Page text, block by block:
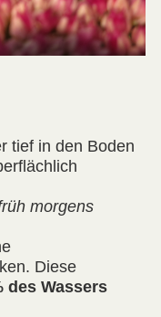
tief in den Boden
morgens
Diese
des Wassers